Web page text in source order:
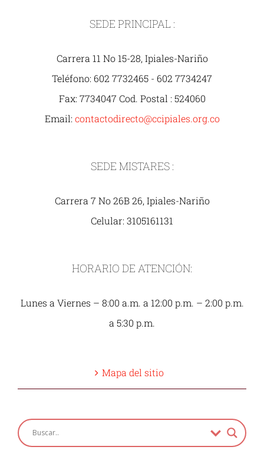
SEDE PRINCIPAL :
Carrera 11 No 15-28, Ipiales-Nariño
Teléfono: 602 7732465 - 602 7734247
Fax: 7734047 Cod. Postal : 524060
Email: contactodirecto@ccipiales.org.co
SEDE MISTARES :
Carrera 7 No 26B 26, Ipiales-Nariño
Celular: 3105161131
HORARIO DE ATENCIÓN:
Lunes a Viernes – 8:00 a.m. a 12:00 p.m. – 2:00 p.m.
a 5:30 p.m.
Mapa del sitio